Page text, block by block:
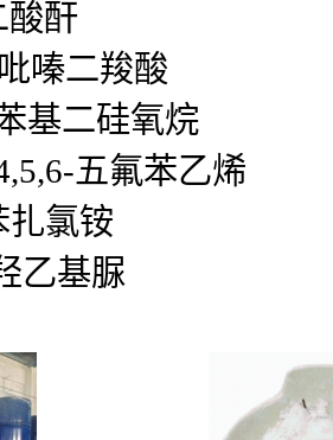
酸酐
嗪二羧酸
基二硅氧烷
五氟苯乙烯
扎氯铵
乙基脲